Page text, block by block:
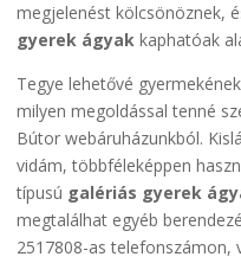
megjelenést kölcsönöznek,
gyerek ágyak kaphatóak
Tegye lehetővé
milyen megoldással tenné
Bútor webáruházunkból.
vidám, többféleképpen
típusú galériás gyerek
megtalálhat egyéb
2517808-as telefonszámon,